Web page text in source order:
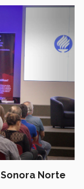
Sonora Norte